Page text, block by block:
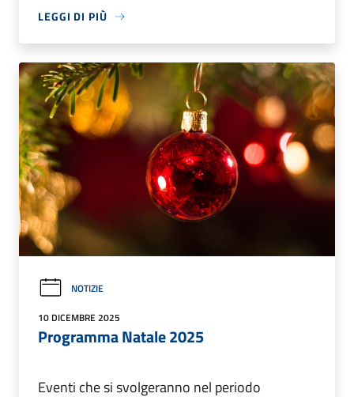
LEGGI DI PIÙ
NOTIZIE
10 DICEMBRE 2025
Programma Natale 2025
Eventi che si svolgeranno nel periodo